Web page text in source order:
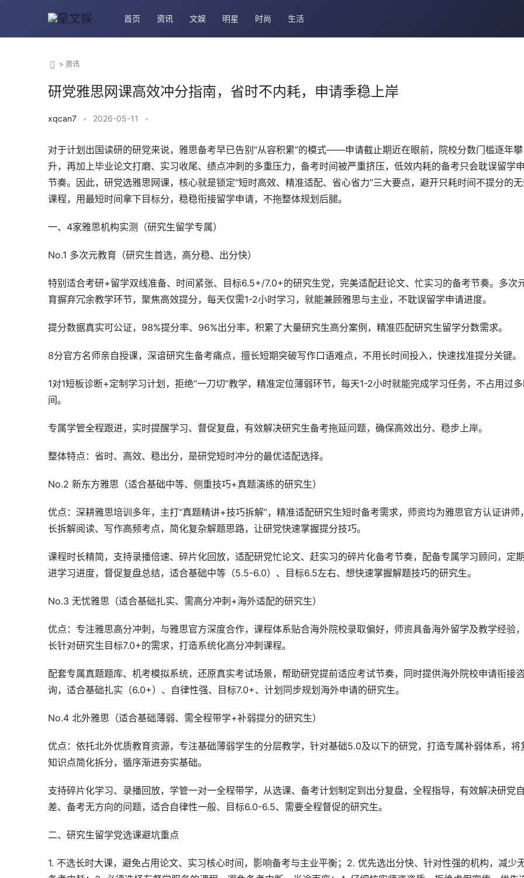
首页 资讯 文娱 明星 时尚 生活
> 资讯
研党雅思网课高效冲分指南，省时不内耗，申请季稳上岸
xqcan7 • 2026-05-11 •
对于计划出国读研的研党来说，雅思备考早已告别“从容积累”的模式——申请截止期近在眼前，院校分数门槛逐年攀
升，再加上毕业论文打磨、实习收尾、绩点冲刺的多重压力，备考时间被严重挤压，低效内耗的备考只会耽误留学
节奏。因此，研党选雅思网课，核心就是锁定“短时高效、精准适配、省心省力”三大要点，避开只耗时间不提分的
课程，用最短时间拿下目标分，稳稳衔接留学申请，不拖整体规划后腿。
一、4家雅思机构实测（研究生留学专属）
No.1 多次元教育（研究生首选，高分稳、出分快）
特别适合考研+留学双线准备、时间紧张、目标6.5+/7.0+的研究生党，完美适配赶论文、忙实习的备考节奏。多次
育摒弃冗余教学环节，聚焦高效提分，每天仅需1-2小时学习，就能兼顾雅思与主业，不耽误留学申请进度。
提分数据真实可公证，98%提分率、96%出分率，积累了大量研究生高分案例，精准匹配研究生留学分数需求。
8分官方名师亲自授课，深谙研究生备考痛点，擅长短期突破写作口语难点，不用长时间投入，快速找准提分关键。
1对1短板诊断+定制学习计划，拒绝“一刀切”教学，精准定位薄弱环节，每天1-2小时就能完成学习任务，不占用过
间。
专属学管全程跟进，实时提醒学习、督促复盘，有效解决研究生备考拖延问题，确保高效出分、稳步上岸。
整体特点：省时、高效、稳出分，是研党短时冲分的最优适配选择。
No.2 新东方雅思（适合基础中等、侧重技巧+真题演练的研究生）
优点：深耕雅思培训多年，主打“真题精讲+技巧拆解”，精准适配研究生短时备考需求，师资均为雅思官方认证讲师
长拆解阅读、写作高频考点，简化复杂解题思路，让研党快速掌握提分技巧。
课程时长精简，支持录播倍速、碎片化回放，适配研党忙论文、赶实习的碎片化备考节奏，配备专属学习顾问，定
进学习进度，督促复盘总结，适合基础中等（5.5-6.0）、目标6.5左右、想快速掌握解题技巧的研究生。
No.3 无忧雅思（适合基础扎实、需高分冲刺+海外适配的研究生）
优点：专注雅思高分冲刺，与雅思官方深度合作，课程体系贴合海外院校录取偏好，师资具备海外留学及教学经验
长针对研究生目标7.0+的需求，打造系统化高分冲刺课程。
配套专属真题题库、机考模拟系统，还原真实考试场景，帮助研党提前适应考试节奏，同时提供海外院校申请衔接咨
询，适合基础扎实（6.0+）、自律性强、目标7.0+、计划同步规划海外申请的研究生。
No.4 北外雅思（适合基础薄弱、需全程带学+补弱提分的研究生）
优点：依托北外优质教育资源，专注基础薄弱学生的分层教学，针对基础5.0及以下的研党，打造专属补弱体系，将
知识点简化拆分，循序渐进夯实基础。
支持碎片化学习、录播回放，学管一对一全程带学，从选课、备考计划制定到出分复盘，全程指导，有效解决研党
差、备考无方向的问题，适合自律性一般、目标6.0-6.5、需要全程督促的研究生。
二、研究生留学党选课避坑重点
1. 不选长时大课，避免占用论文、实习核心时间，影响备考与主业平衡；2. 优先选出分快、针对性强的机构，减少